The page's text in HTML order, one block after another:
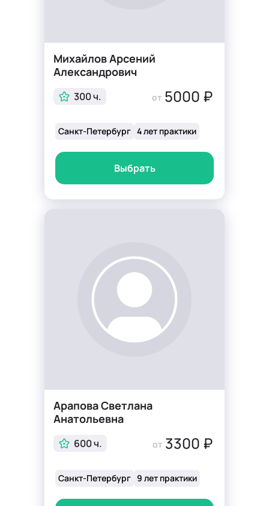
Михайлов Арсений
Александрович
300 ч. от 5000 ₽
Санкт-Петербург 4 лет практики
Выбрать
Арапова Светлана
Анатольевна
600 ч. от 3300 ₽
Санкт-Петербург 9 лет практики